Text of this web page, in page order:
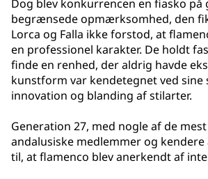
Dog blev konkurrencen en fiasko på
begrænsede opmærksomhed, den
Lorca og Falla ikke forstod, at
en professionel karakter. De holdt
finde en renhed, der aldrig havde
kunstform var kendetegnet ved sine
innovation og blanding af stilarter.
Generation 27, med nogle af de
andalusiske medlemmer og
til, at flamenco blev anerkendt af